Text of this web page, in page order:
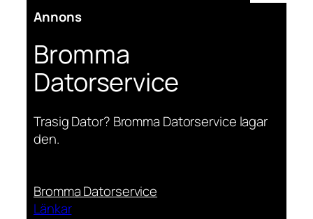
Annons
Bromma
Datorservice
Trasig Dator? Bromma Datorservice lagar
den.
Bromma Datorservice
Länkar